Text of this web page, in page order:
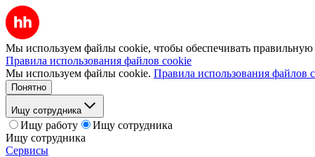
Мы используем файлы cookie, чтобы обеспечивать правильную
Правила использования файлов cookie
Мы используем файлы cookie. Правила использования файлов
Понятно
Ищу сотрудника
Ищу работу
Ищу сотрудника
Ищу сотрудника
Сервисы